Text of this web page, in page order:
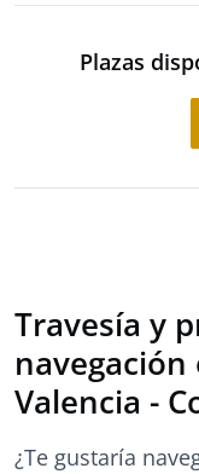
Plazas
Travesía y
Valencia -
¿Te gustaría